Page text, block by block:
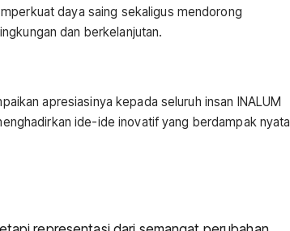
daya saing sekaligus mendorong
dan berkelanjutan.
apresiasinya kepada seluruh insan INALUM
ide-ide inovatif yang berdampak nyata